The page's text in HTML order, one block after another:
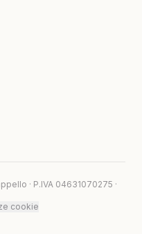
· P.IVA 04631070275 ·
cookie